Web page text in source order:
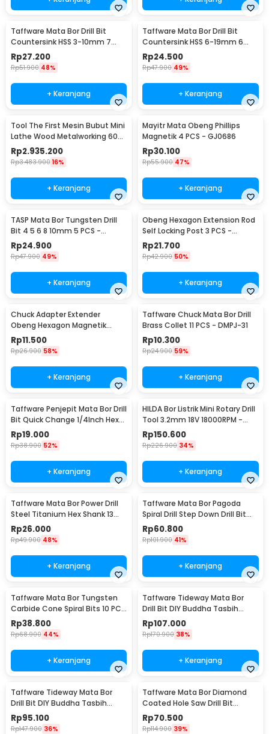
Taffware Mata Bor Drill Bit
Countersink HSS 3-10mm 7
PCS - QST-K13
Rp27.200
Rp51.900 48%
+ Keranjang
Taffware Mata Bor Drill Bit
Countersink HSS 6-19mm 6
PCS - BT3
Rp24.500
Rp47.900 49%
+ Keranjang
Tool The First Mesin Bubut Mini
Lathe Wood Metalworking 60W
- TZ20002MG
Rp2.935.200
Rp3.483.900 16%
+ Keranjang
Mayitr Mata Obeng Phillips
Magnetik 4 PCS - GJ0686
Rp30.100
Rp55.900 47%
+ Keranjang
TASP Mata Bor Tungsten Drill
Bit 4 5 6 8 10mm 5 PCS -
MGDK002
Rp24.900
Rp47.900 49%
+ Keranjang
Obeng Hexagon Extension Rod
Self Locking Post 3 PCS -
HT43401-3P
Rp21.700
Rp42.900 50%
+ Keranjang
Chuck Adapter Extender
Obeng Hexagon Magnetik
Shank 1/4 Inch
Rp11.500
Rp26.900 58%
+ Keranjang
Taffware Chuck Mata Bor Drill
Brass Collet 11 PCS - DMPJ-31
Rp10.300
Rp24.900 59%
+ Keranjang
Taffware Penjepit Mata Bor Drill
Bit Quick Change 1/4Inch Hex
Shank - 2054A
Rp19.000
Rp38.900 52%
+ Keranjang
HILDA Bor Listrik Mini Rotary Drill
Tool 3.2mm 18V 18000RPM -
JD5202
Rp150.600
Rp226.900 34%
+ Keranjang
Taffware Mata Bor Power Drill
Steel Titanium Hex Shank 13
PCS - SV-VDB13
Rp26.000
Rp49.900 48%
+ Keranjang
Taffware Mata Bor Pagoda
Spiral Drill Step Down Drill Bit
Tipe 2 5 PCS - BIHH463A
Rp60.800
Rp101.900 41%
+ Keranjang
Taffware Mata Bor Tungsten
Carbide Cone Spiral Bits 10 PCS
- GJ0106
Rp38.800
Rp68.900 44%
+ Keranjang
Taffware Tideway Mata Bor
Drill Bit DIY Buddha Tasbih
Beads 2mm 2 PCS 8mm
Rp107.000
Rp170.900 38%
+ Keranjang
Taffware Tideway Mata Bor
Drill Bit DIY Buddha Tasbih
Beads 2mm 2 PCS 12mm
Rp95.100
Rp147.900 36%
Taffware Mata Bor Diamond
Coated Hole Saw Drill Bit
6mm-50mm 15 PCS - GJ0105
Rp70.500
Rp114.900 39%